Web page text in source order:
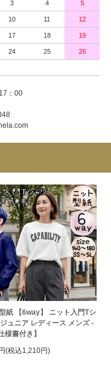
3 4 5
10 11 12
17 18 19
24 25 26
：00
紙 【6way】 ニット入門Tシ
ュニア レディース メンズ -
様書付き】
(税込1,210円)